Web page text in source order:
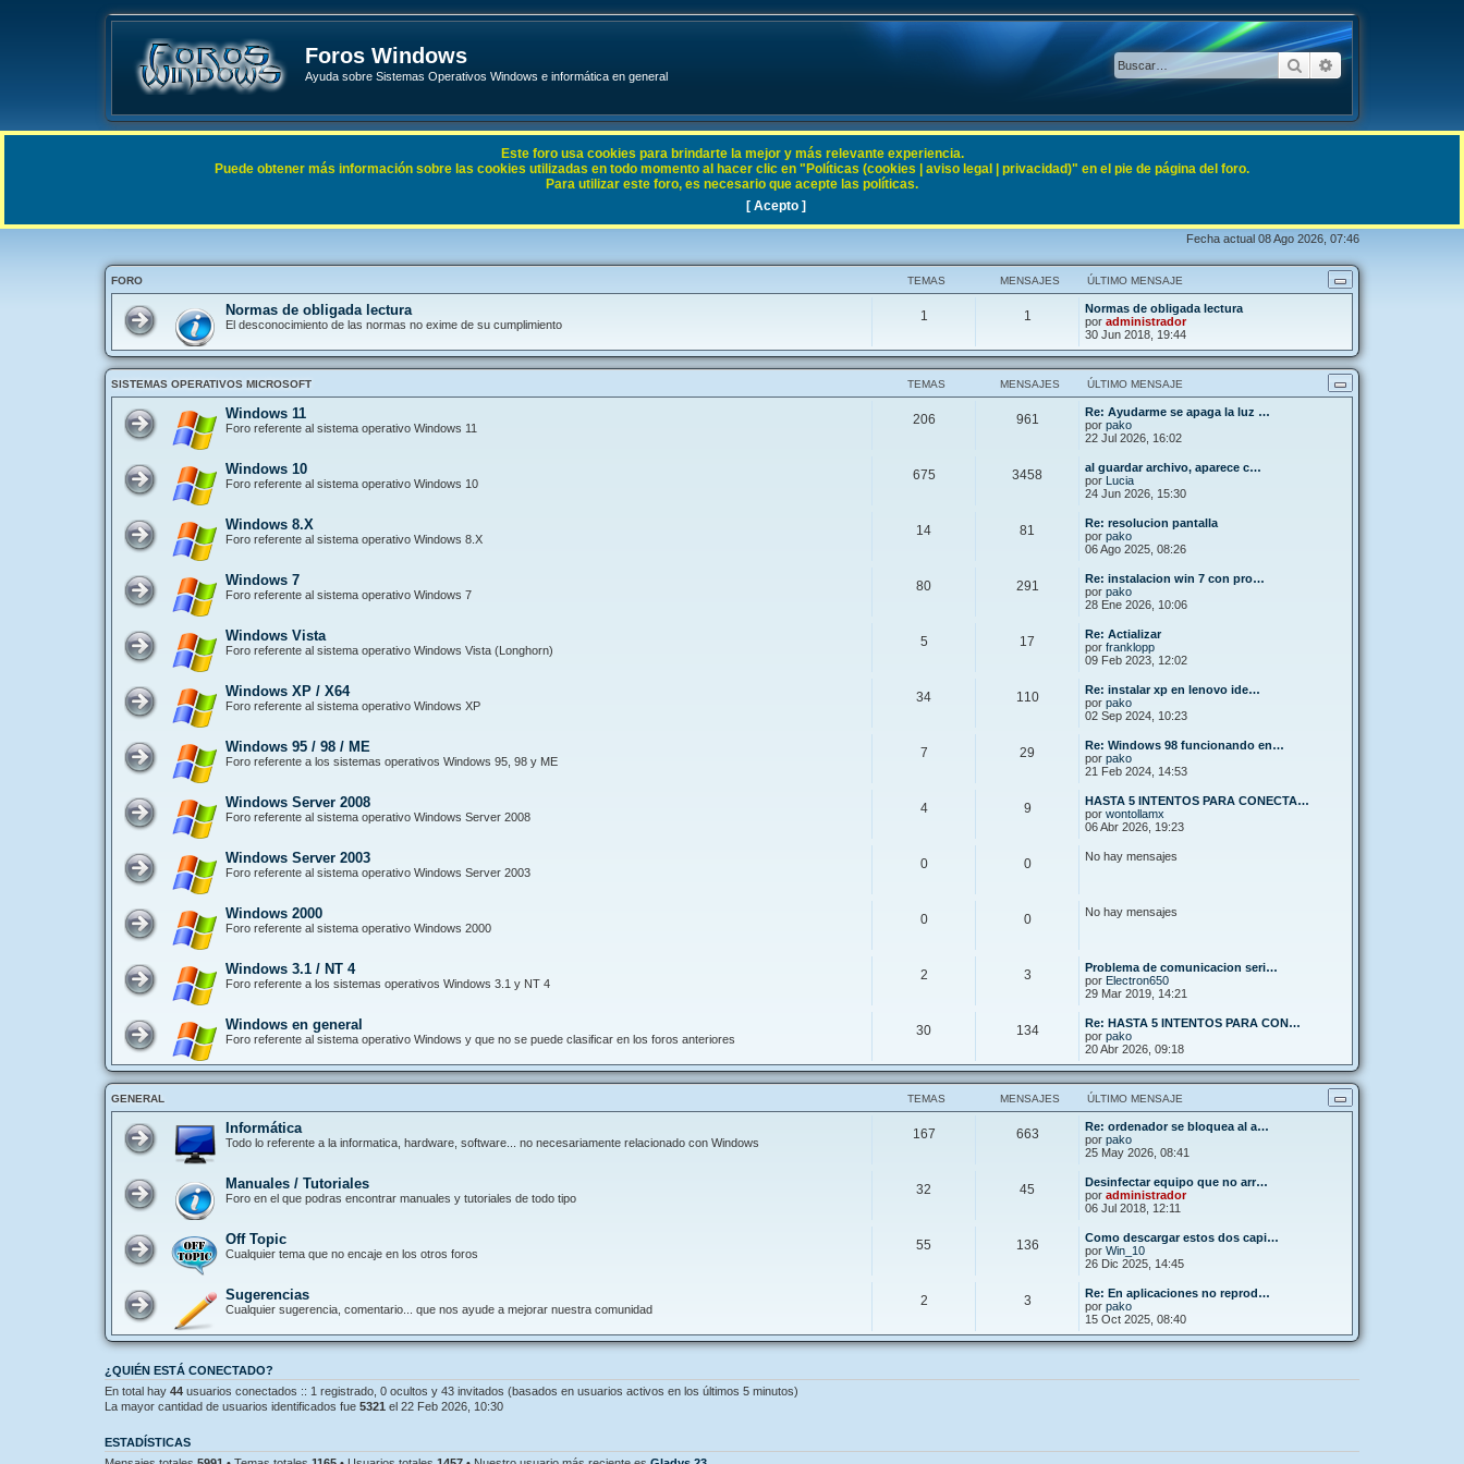
Foros Windows
Ayuda sobre Sistemas Operativos Windows e informática en general
BuscarBúsqueda
Enlaces rápidos FAQ
Fecha actual 08 Ago 2026, 07:46
FORO TEMAS MENSAJES ÚLTIMO MENSAJE
Normas de obligada lectura
El desconocimiento de las normas no exime de su cumplimiento
1 1
Normas de obligada lectura
por administrador
30 Jun 2018, 19:44
SISTEMAS OPERATIVOS MICROSOFT TEMAS MENSAJES ÚLTIMO MENSAJE
Windows 11
Foro referente al sistema operativo Windows 11
206 961
Re: Ayudarme se apaga la luz …
por pako
22 Jul 2026, 16:02
Windows 10
Foro referente al sistema operativo Windows 10
675 3458
al guardar archivo, aparece c…
por Lucia
24 Jun 2026, 15:30
Windows 8.X
Foro referente al sistema operativo Windows 8.X
14 81
Re: resolucion pantalla
por pako
06 Ago 2025, 08:26
Windows 7
Foro referente al sistema operativo Windows 7
80 291
Re: instalacion win 7 con pro…
por pako
28 Ene 2026, 10:06
Windows Vista
Foro referente al sistema operativo Windows Vista (Longhorn)
5 17
Re: Actializar
por franklopp
09 Feb 2023, 12:02
Windows XP / X64
Foro referente al sistema operativo Windows XP
34 110
Re: instalar xp en lenovo ide…
por pako
02 Sep 2024, 10:23
Windows 95 / 98 / ME
Foro referente a los sistemas operativos Windows 95, 98 y ME
7 29
Re: Windows 98 funcionando en…
por pako
21 Feb 2024, 14:53
Windows Server 2008
Foro referente al sistema operativo Windows Server 2008
4 9
HASTA 5 INTENTOS PARA CONECTA…
por wontollamx
06 Abr 2026, 19:23
Windows Server 2003
Foro referente al sistema operativo Windows Server 2003
0 0 No hay mensajes
Windows 2000
Foro referente al sistema operativo Windows 2000
0 0 No hay mensajes
Windows 3.1 / NT 4
Foro referente a los sistemas operativos Windows 3.1 y NT 4
2 3
Problema de comunicacion seri…
por Electron650
29 Mar 2019, 14:21
Windows en general
Foro referente al sistema operativo Windows y que no se puede clasificar en los foros anteriores
30 134
Re: HASTA 5 INTENTOS PARA CON…
por pako
20 Abr 2026, 09:18
GENERAL TEMAS MENSAJES ÚLTIMO MENSAJE
Informática
Todo lo referente a la informatica, hardware, software... no necesariamente relacionado con Windows
167 663
Re: ordenador se bloquea al a…
por pako
25 May 2026, 08:41
Manuales / Tutoriales
Foro en el que podras encontrar manuales y tutoriales de todo tipo
32 45
Desinfectar equipo que no arr…
por administrador
06 Jul 2018, 12:11
Off Topic
Cualquier tema que no encaje en los otros foros
55 136
Como descargar estos dos capi…
por Win_10
26 Dic 2025, 14:45
Sugerencias
Cualquier sugerencia, comentario... que nos ayude a mejorar nuestra comunidad
2 3
Re: En aplicaciones no reprod…
por pako
15 Oct 2025, 08:40
¿QUIÉN ESTÁ CONECTADO?
En total hay 44 usuarios conectados :: 1 registrado, 0 ocultos y 43 invitados (basados en usuarios activos en los últimos 5 minutos)
La mayor cantidad de usuarios identificados fue 5321 el 22 Feb 2026, 10:30
ESTADÍSTICAS
Este foro usa cookies para brindarte la mejor y más relevante experiencia.
Puede obtener más información sobre las cookies utilizadas en todo momento al hacer clic en "Políticas (cookies | aviso legal | privacidad)" en el pie de página del foro.
Para utilizar este foro, es necesario que acepte las políticas.
[ Acepto ]